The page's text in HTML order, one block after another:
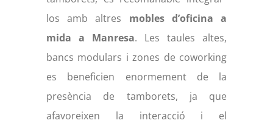
los amb altres mobles d’oficina a
mida a Manresa. Les taules altes,
bancs modulars i zones de coworking
es beneficien enormement de la
presència de tamborets, ja que
afavoreixen la interacció i el